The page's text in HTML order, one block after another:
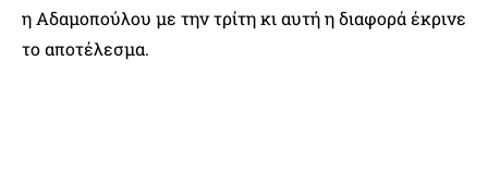
η Αδαμοπούλου με την τρίτη κι αυτή η διαφορά έκρινε
το αποτέλεσμα.